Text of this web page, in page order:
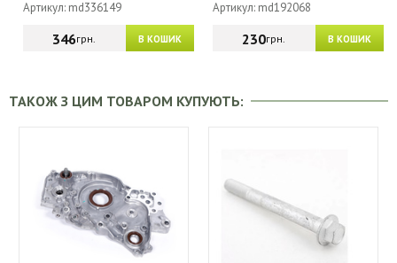
Артикул: md336149
В КОШИК
346грн.
Артикул: md192068
В КОШИК
230грн.
ТАКОЖ З ЦИМ ТОВАРОМ КУПУЮТЬ: